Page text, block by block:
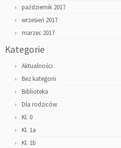
październik 2017
wrzesień 2017
marzec 2017
Kategorie
Aktualności
Bez kategorii
Biblioteka
Dla rodziców
Kl. 0
Kl. 1a
Kl. 1b